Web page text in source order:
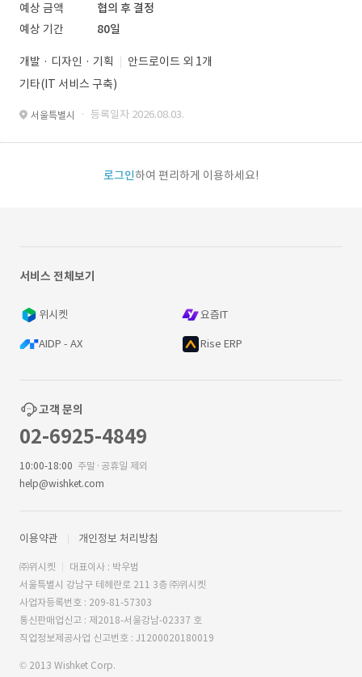
예상 금액
협의 후 결정
예상 기간
80일
개발 · 디자인 · 기획
안드로이드 외 1개
기타(IT 서비스 구축)
서울특별시 · 등록일자 2026.08.03.
로그인하여 편리하게 이용하세요!
서비스 전체보기
위시켓 요즘IT
AIDP - AX Rise ERP
고객 문의
02-6925-4849
10:00-18:00 주말·공휴일 제외
help@wishket.com
이용약관 개인정보 처리방침
㈜위시켓
대표이사 : 박우범
서울특별시 강남구 테헤란로 211 3층 ㈜위시켓
사업자등록번호 : 209-81-57303
통신판매업신고 : 제2018-서울강남-02337 호
직업정보제공사업 신고번호 : J1200020180019
© 2013 Wishket Corp.